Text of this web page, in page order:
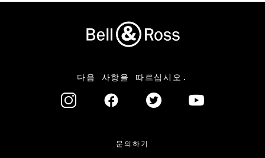
다음 사항을 따르십시오.
문의하기